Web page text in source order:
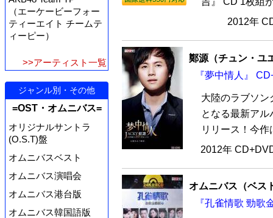
（エーケービーフォー
ティーエイト チームテ
ィーピー）
>>アーティスト一覧
ジャンル別・その他
=OST・オムニバス=
オリジナルサントラ
(O.S.T)盤
オムニバスベスト
オムニバス演唱会
オムニバス港台版
オムニバス韓国語版
2012年
鄭源（チュン・ユ
『夢中情人』
大陸のラブソ
となる最新ア
リリース！今
2012年
オムニバス（ベス
『孔雀情歌 勁歌